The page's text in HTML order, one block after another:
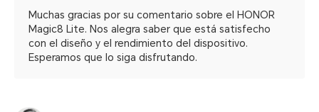
Muchas gracias por su comentario sobre el HONOR
Magic8 Lite. Nos alegra saber que está satisfecho
con el diseño y el rendimiento del dispositivo.
Esperamos que lo siga disfrutando.